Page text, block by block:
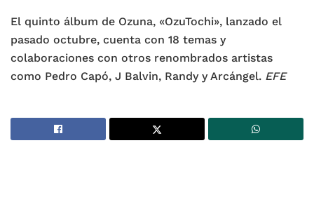
El quinto álbum de Ozuna, «OzuTochi», lanzado el
pasado octubre, cuenta con 18 temas y
colaboraciones con otros renombrados artistas
como Pedro Capó, J Balvin, Randy y Arcángel. EFE